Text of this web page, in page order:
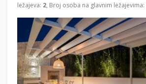
ležajeva: 2, Broj osoba na glavnim ležajevima: